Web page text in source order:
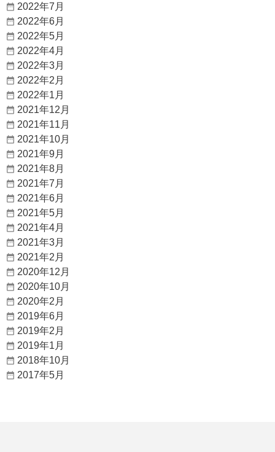
2022年7月
2022年6月
2022年5月
2022年4月
2022年3月
2022年2月
2022年1月
2021年12月
2021年11月
2021年10月
2021年9月
2021年8月
2021年7月
2021年6月
2021年5月
2021年4月
2021年3月
2021年2月
2020年12月
2020年10月
2020年2月
2019年6月
2019年2月
2019年1月
2018年10月
2017年5月